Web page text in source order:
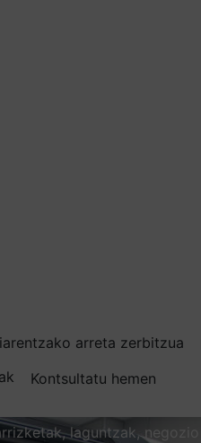
arreta zerbitzua
Kontsultatu hemen
laguntzak,